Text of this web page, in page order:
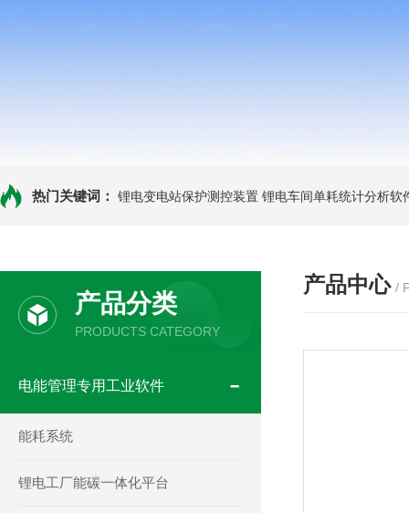
热门关键词： 锂电变电站保护测控装置 锂电车间单耗统计分析软
产品分类
PRODUCTS CATEGORY
电能管理专用工业软件
能耗系统
锂电工厂能碳一体化平台
产品中心 /